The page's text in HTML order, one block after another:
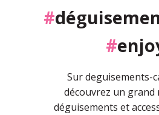
#
#
Sur deguisements-
découvrez un grand
déguisements et